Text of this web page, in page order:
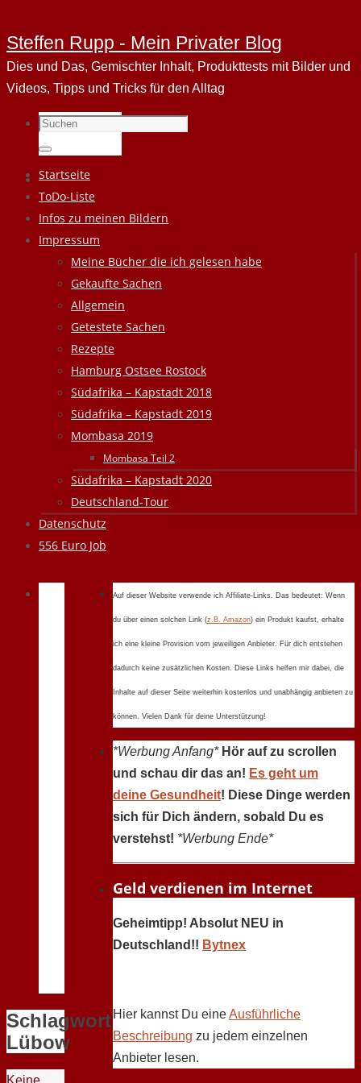
Steffen Rupp - Mein Privater Blog
Dies und Das, Gemischter Inhalt, Produkttests mit Bilder und
Videos, Tipps und Tricks für den Alltag
Suchen
nach:
Suchen
Zum
Inhalt
springen
Startseite
ToDo-Liste
Infos zu meinen Bildern
Impressum
Meine Bücher die ich gelesen habe
Gekaufte Sachen
Allgemein
Getestete Sachen
Rezepte
Hamburg Ostsee Rostock
Südafrika – Kapstadt 2018
Südafrika – Kapstadt 2019
Mombasa 2019
Mombasa Teil 2
Südafrika – Kapstadt 2020
Deutschland-Tour
Datenschutz
556 Euro Job
Schlagwort:
Lübow
Keine
Auf dieser Website verwende ich Affiliate-Links. Das bedeutet: Wenn
du über einen solchen Link (z.B. Amazon) ein Produkt kaufst, erhalte
ich eine kleine Provision vom jeweiligen Anbieter. Für dich entstehen
dadurch keine zusätzlichen Kosten. Diese Links helfen mir dabei, die
Inhalte auf dieser Seite weiterhin kostenlos und unabhängig anbieten zu
können. Vielen Dank für deine Unterstützung!
*Werbung Anfang* Hör auf zu scrollen
und schau dir das an! Es geht um
deine Gesundheit! Diese Dinge werden
sich für Dich ändern, sobald Du es
verstehst! *Werbung Ende*
Geld verdienen im Internet
Geheimtipp! Absolut NEU in
Deutschland!! Bytnex
Hier kannst Du eineAusführliche
Beschreibung zu jedem einzelnen
Anbieter lesen.